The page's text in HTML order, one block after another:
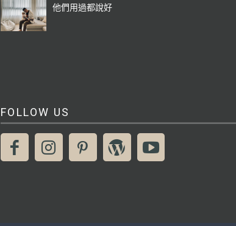
他們用過都說好
FOLLOW US